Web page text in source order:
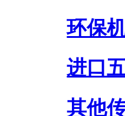
环保
进口
其他